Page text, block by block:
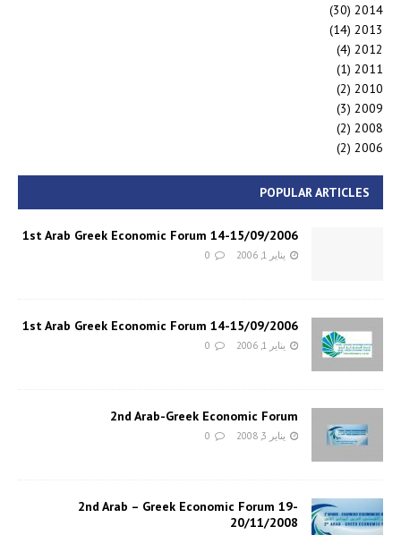
2014
(30)
2013
(14)
2012
(4)
2011
(1)
2010
(2)
2009
(3)
2008
(2)
2006
(2)
POPULAR ARTICLES
1st Arab Greek Economic Forum 14-15/09/2006
يناير 1, 2006 0
1st Arab Greek Economic Forum 14-15/09/2006
يناير 1, 2006 0
2nd Arab-Greek Economic Forum
يناير 3, 2008 0
2nd Arab – Greek Economic Forum 19-
20/11/2008